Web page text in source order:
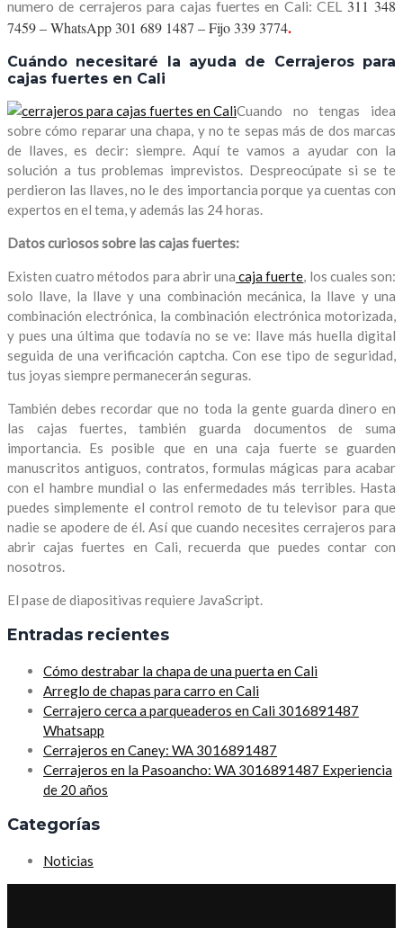
numero de cerrajeros para cajas fuertes en Cali: CEL 311 348
7459 – WhatsApp 301 689 1487 – Fijo 339 3774.
Cuándo necesitaré la ayuda de Cerrajeros para
cajas fuertes en Cali
Cuando no tengas idea
sobre cómo reparar una chapa, y no te sepas más de dos marcas
de llaves, es decir: siempre. Aquí te vamos a ayudar con la
solución a tus problemas imprevistos. Despreocúpate si se te
perdieron las llaves, no le des importancia porque ya cuentas con
expertos en el tema, y además las 24 horas.
Datos curiosos sobre las cajas fuertes:
Existen cuatro métodos para abrir una caja fuerte, los cuales son:
solo llave, la llave y una combinación mecánica, la llave y una
combinación electrónica, la combinación electrónica motorizada,
y pues una última que todavía no se ve: llave más huella digital
seguida de una verificación captcha. Con ese tipo de seguridad,
tus joyas siempre permanecerán seguras.
También debes recordar que no toda la gente guarda dinero en
las cajas fuertes, también guarda documentos de suma
importancia. Es posible que en una caja fuerte se guarden
manuscritos antiguos, contratos, formulas mágicas para acabar
con el hambre mundial o las enfermedades más terribles. Hasta
puedes simplemente el control remoto de tu televisor para que
nadie se apodere de él. Así que cuando necesites cerrajeros para
abrir cajas fuertes en Cali, recuerda que puedes contar con
nosotros.
El pase de diapositivas requiere JavaScript.
Entradas recientes
Cómo destrabar la chapa de una puerta en Cali
Arreglo de chapas para carro en Cali
Cerrajero cerca a parqueaderos en Cali 3016891487
Whatsapp
Cerrajeros en Caney: WA 3016891487
Cerrajeros en la Pasoancho: WA 3016891487 Experiencia
de 20 años
Categorías
Noticias